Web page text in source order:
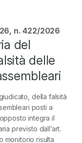
n. 422/2026
del
delle
della falsità
posti a
integra il
previsto dall’art.
monitorio risulta